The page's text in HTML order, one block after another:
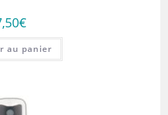
€
au panier